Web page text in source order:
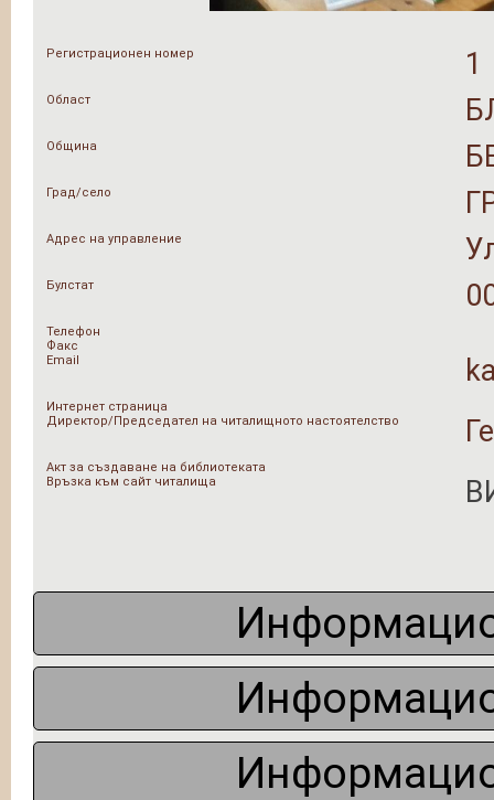
Регистрационен номер 1
Област
Община
Град/село
Адрес на управление
Булстат
Телефон
Факс
Email
Интернет страница
Директор/Председател на читалищното настоятелство
Акт за създаване на библиотеката
Връзка към сайт читалища